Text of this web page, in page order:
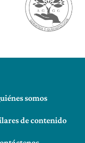
somos
de contenido